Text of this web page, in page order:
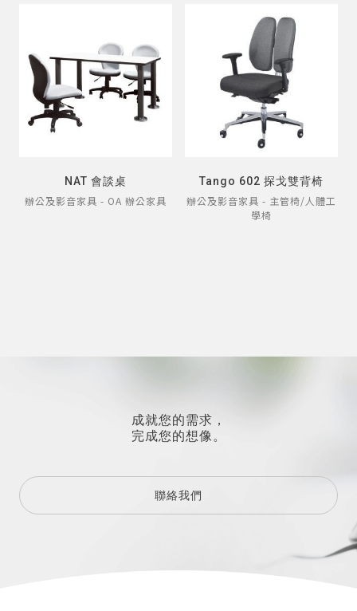
NAT 會談桌
辦公及影音家具 - OA 辦公家具
Tango 602 探戈雙背椅
辦公及影音家具 - 主管椅/人體工
學椅
成就您的需求，
完成您的想像。
聯絡我們